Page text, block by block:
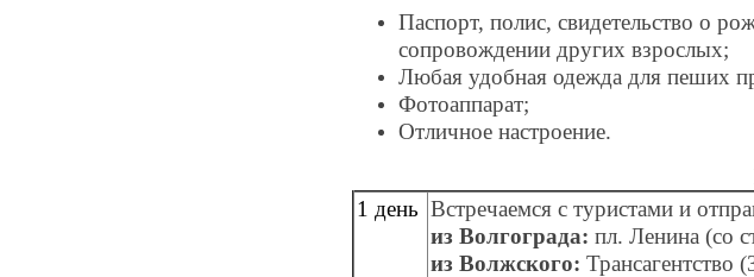
Паспорт, полис, свидетельство о
сопровождении других взрослых;
Любая удобная одежда для пеших
Фотоаппарат;
Отличное настроение.
1 день Встречаемся с туристами и
из Волгограда: пл. Ленина (со
из Волжского: Трансагентство